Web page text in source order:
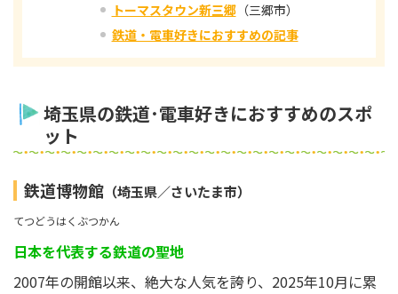
トーマスタウン新三郷（三郷市）
鉄道・電車好きにおすすめの記事
埼玉県の鉄道･電車好きにおすすめのスポ
ット
鉄道博物館 （埼玉県／さいたま市）
てつどうはくぶつかん
日本を代表する鉄道の聖地
2007年の開館以来、絶大な人気を誇り、2025年10月に累